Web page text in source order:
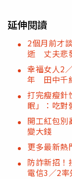
延伸閱讀
2個月前才
逝 丈夫悲
幸福女人2
年 田中千
打完瘦瘦
眠」：吃對
開工紅包別
變大錢
更多最新熱
防詐新招
電信3／2率